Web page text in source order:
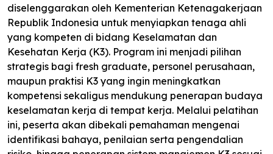
diselenggarakan oleh Kementerian Ketenagakerjaan
Republik Indonesia untuk menyiapkan tenaga ahli
yang kompeten di bidang Keselamatan dan
Kesehatan Kerja (K3). Program ini menjadi pilihan
strategis bagi fresh graduate, personel perusahaan,
maupun praktisi K3 yang ingin meningkatkan
kompetensi sekaligus mendukung penerapan budaya
keselamatan kerja di tempat kerja. Melalui pelatihan
ini, peserta akan dibekali pemahaman mengenai
identifikasi bahaya, penilaian serta pengendalian